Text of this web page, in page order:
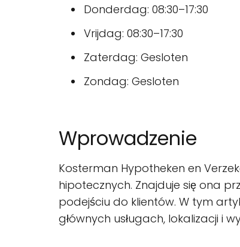
Donderdag: 08:30–17:30
Vrijdag: 08:30–17:30
Zaterdag: Gesloten
Zondag: Gesloten
Wprowadzenie
Kosterman Hypotheken en
hipotecznych. Znajduje się ona
podejściu do klientów. W tym
głównych usługach, lokalizacji i